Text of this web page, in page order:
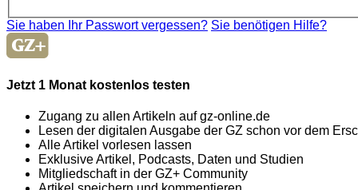
Sie haben Ihr Passwort vergessen? Sie benötigen Hilfe?
Jetzt 1 Monat kostenlos testen
Zugang zu allen Artikeln auf gz-online.de
Lesen der digitalen Ausgabe der GZ schon vor dem
Alle Artikel vorlesen lassen
Exklusive Artikel, Podcasts, Daten und Studien
Mitgliedschaft in der GZ+ Community